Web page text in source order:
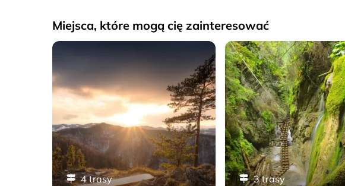
Miejsca, które mogą cię zainteresować
Matka Božia - Słowacki Raj
4 trasy
Malý Kyseľ - Słowacki Raj
3 trasy